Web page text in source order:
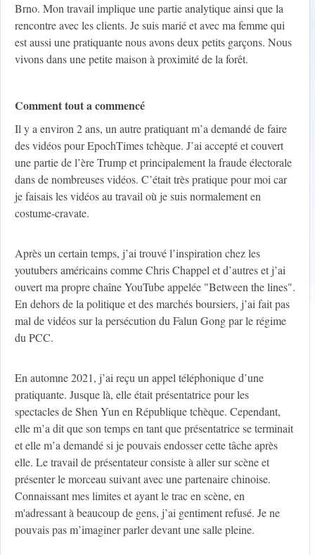
Brno. Mon travail implique une partie analytique ainsi que la
rencontre avec les clients. Je suis marié et avec ma femme qui
est aussi une pratiquante nous avons deux petits garçons. Nous
vivons dans une petite maison à proximité de la forêt.
Comment tout a commencé
Il y a environ 2 ans, un autre pratiquant m’a demandé de faire
des vidéos pour EpochTimes tchèque. J’ai accepté et couvert
une partie de l’ère Trump et principalement la fraude électorale
dans de nombreuses vidéos. C’était très pratique pour moi car
je faisais les vidéos au travail où je suis normalement en
costume-cravate.
Après un certain temps, j’ai trouvé l’inspiration chez les
youtubers américains comme Chris Chappel et d’autres et j’ai
ouvert ma propre chaîne YouTube appelée "Between the lines".
En dehors de la politique et des marchés boursiers, j’ai fait pas
mal de vidéos sur la persécution du Falun Gong par le régime
du PCC.
En automne 2021, j’ai reçu un appel téléphonique d’une
pratiquante. Jusque là, elle était présentatrice pour les
spectacles de Shen Yun en République tchèque. Cependant,
elle m’a dit que son temps en tant que présentatrice se terminait
et elle m’a demandé si je pouvais endosser cette tâche après
elle. Le travail de présentateur consiste à aller sur scène et
présenter le morceau suivant avec une partenaire chinoise.
Connaissant mes limites et ayant le trac en scène, en
m'adressant à beaucoup de gens, j’ai gentiment refusé. Je ne
pouvais pas m’imaginer parler devant une salle pleine.